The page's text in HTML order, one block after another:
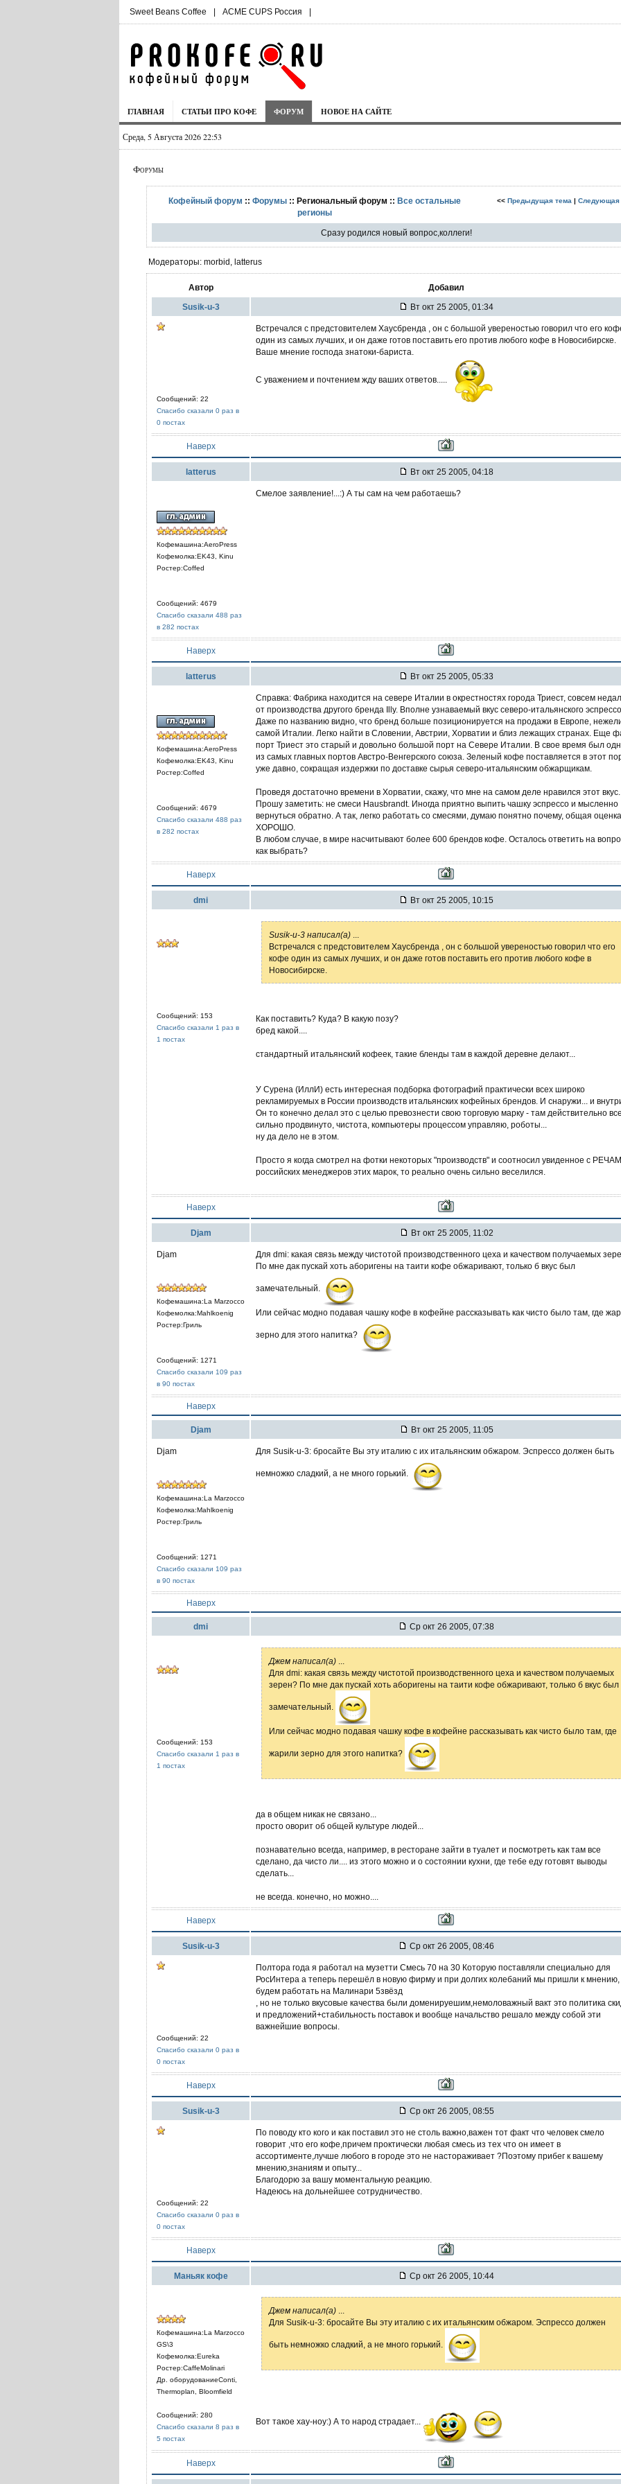
Sweet Beans Coffee | ACME CUPS Россия |
ГЛАВНАЯ СТАТЬИ ПРО КОФЕ ФОРУМ НОВОЕ НА САЙТЕ
Среда, 5 Августа 2026 22:53
Форумы
Кофейный форум :: Форумы :: Региональный форум :: Все остальные
регионы
<< Предыдущая тема | Следующая
Сразу родился новый вопрос,коллеги!
Модераторы: morbid, latterus
Автор Добавил
Susik-u-3 Вт окт 25 2005, 01:34
Сообщений: 22
Спасибо сказали 0 раз в
0 постах
Встречался с предстовителем Хаусбренда , он с большой увереностью говорил что его
один из самых лучших, и он даже готов поставить его против любого кофе в Новосибирске.
Ваше мнение господа знатоки-бариста.
С уважением и почтением жду ваших ответов.....
Наверх
latterus Вт окт 25 2005, 04:18
Кофемашина:AeroPress
Кофемолка:EK43, Kinu
Ростер:Coffed
Сообщений: 4679
Спасибо сказали 488 раз
в 282 постах
Смелое заявление!...:) А ты сам на чем работаешь?
Наверх
latterus Вт окт 25 2005, 05:33
Кофемашина:AeroPress
Кофемолка:EK43, Kinu
Ростер:Coffed
Сообщений: 4679
Спасибо сказали 488 раз
в 282 постах
Справка: Фабрика находится на севере Италии в окрестностях города Триест, совсем
от производства другого бренда Illy. Вполне узнаваемый вкус северо-итальянского эспрессо.
Даже по названию видно, что бренд больше позиционируется на продажи в Европе,
самой Италии. Легко найти в Словении, Австрии, Хорватии и близ лежащих странах. Еще
порт Триест это старый и довольно большой порт на Севере Италии. В свое время был
из самых главных портов Австро-Венгерского союза. Зеленый кофе поставляется в этот
уже давно, сокращая издержки по доставке сырья северо-итальянским обжарщикам.
Проведя достаточно времени в Хорватии, скажу, что мне на самом деле нравился этот вкус.
Прошу заметить: не смеси Hausbrandt. Иногда приятно выпить чашку эспрессо и мысленно
вернуться обратно. А так, легко работать со смесями, думаю понятно почему, общая оценка
ХОРОШО.
В любом случае, в мире насчитывают более 600 брендов кофе. Осталось ответить на
как выбрать?
Наверх
dmi Вт окт 25 2005, 10:15
Сообщений: 153
Спасибо сказали 1 раз в
1 постах
Susik-u-3 написал(а)
Встречался с предстовителем Хаусбренда , он с большой увереностью говорил что его
кофе один из самых лучших, и он даже готов поставить его против любого кофе в
Новосибирске.
Как поставить? Куда? В какую позу?
бред какой....
стандартный итальянский кофеек, такие бленды там в каждой деревне делают...
У Сурена (ИллИ) есть интересная подборка фотографий практически всех широко
рекламируемых в России производств итальянских кофейных брендов. И снаружи... и
Он то конечно делал это с целью превознести свою торговую марку - там действительно все
сильно продвинуто, чистота, компьютеры процессом управляю, роботы...
ну да дело не в этом.
Просто я когда смотрел на фотки некоторых "производств" и соотносил увиденное с
российских менеджеров этих марок, то реально очень сильно веселился.
Наверх
Djam Вт окт 25 2005, 11:02
Djam
Кофемашина:La Marzocco
Кофемолка:Mahlkoenig
Ростер:Гриль
Сообщений: 1271
Спасибо сказали 109 раз
в 90 постах
Для dmi: какая связь между чистотой производственного цеха и качеством получаемых
По мне дак пускай хоть аборигены на таити кофе обжаривают, только б вкус был
замечательный.
Или сейчас модно подавая чашку кофе в кофейне рассказывать как чисто было там, где
зерно для этого напитка?
Наверх
Djam Вт окт 25 2005, 11:05
Djam
Кофемашина:La Marzocco
Кофемолка:Mahlkoenig
Ростер:Гриль
Сообщений: 1271
Спасибо сказали 109 раз
в 90 постах
Для Susik-u-3: бросайте Вы эту италию с их итальянским обжаром. Эспрессо должен быть
немножко сладкий, а не много горький.
Наверх
dmi Ср окт 26 2005, 07:38
Сообщений: 153
Спасибо сказали 1 раз в
1 постах
Джем написал(а)
Для dmi: какая связь между чистотой производственного цеха и качеством получаемых
зерен? По мне дак пускай хоть аборигены на таити кофе обжаривают, только б вкус был
замечательный.
Или сейчас модно подавая чашку кофе в кофейне рассказывать как чисто было там, где
жарили зерно для этого напитка?
да в общем никак не связано...
просто оворит об общей культуре людей...
познавательно всегда, например, в ресторане зайти в туалет и посмотреть как там все
сделано, да чисто ли.... из этого можно и о состоянии кухни, где тебе еду готовят выводы
сделать...
не всегда. конечно, но можно....
Наверх
Susik-u-3 Ср окт 26 2005, 08:46
Сообщений: 22
Спасибо сказали 0 раз в
0 постах
Полтора года я работал на музетти Смесь 70 на 30 Которую поставляли специально для
РосИнтера а теперь перешёл в новую фирму и при долгих колебаний мы пришли к мнению,
будем работать на Малинари 5звёзд
, но не только вкусовые качества были доменируешим,немоловажный вакт это политика
и предложений+стабильность поставок и вообще начальство решало между собой эти
важнейшие вопросы.
Наверх
Susik-u-3 Ср окт 26 2005, 08:55
Сообщений: 22
Спасибо сказали 0 раз в
0 постах
По поводу кто кого и как поставил это не столь важно,важен тот факт что человек смело
говорит ,что его кофе,причем проктически любая смесь из тех что он имеет в
ассортименте,лучше любого в городе это не настораживает ?Поэтому прибег к вашему
мнению,знаниям и опыту...
Благодорю за вашу моментальную реакцию.
Надеюсь на дольнейшее сотрудничество.
Наверх
Маньяк кофе Ср окт 26 2005, 10:44
Кофемашина:La Marzocco
GS\3
Кофемолка:Eureka
Ростер:CaffeMolinari
Др. оборудованиеConti,
Thermoplan, Bloomfield
Сообщений: 280
Спасибо сказали 8 раз в
5 постах
Джем написал(а)
Для Susik-u-3: бросайте Вы эту италию с их итальянским обжаром. Эспрессо должен
быть немножко сладкий, а не много горький.
Вот такое хау-ноу:) А то народ страдает...
Наверх